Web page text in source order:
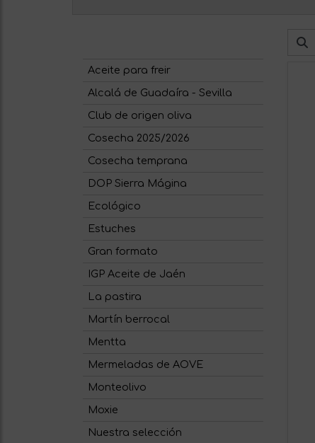
Aceite para freir
Alcalá de Guadaíra - Sevilla
Club de origen oliva
Cosecha 2025/2026
Cosecha temprana
DOP Sierra Mágina
Ecológico
Estuches
Gran formato
IGP Aceite de Jaén
La pastira
Martín berrocal
Mentta
Mermeladas de AOVE
Monteolivo
Moxie
Nuestra selección